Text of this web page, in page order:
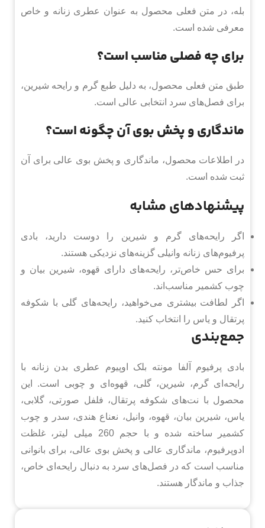
بله، در متن فعلی محصول به عنوان عطری زنانه و خاص
معرفی شده است.
برای چه فصلی مناسب است؟
طبق متن فعلی محصول، به دلیل طبع گرم و رایحه شیرین،
برای فصل‌های سرد انتخابی عالی است.
ماندگاری و پخش بوی آن چگونه است؟
در اطلاعات محصول، ماندگاری و پخش بوی عالی برای آن
ثبت شده است.
پیشنهادهای مشابه
اگر رایحه‌های گرم و شیرین را دوست دارید، بادی
پرفیوم‌های زنانه وانیلی گزینه‌های نزدیکی هستند.
برای حس خاص‌تر، رایحه‌های دارای قهوه، شیرین بیان و
چوب کشمیر مناسب‌اند.
اگر لطافت بیشتری می‌خواهید، رایحه‌های گلی با شکوفه
پرتقال و یاس را انتخاب کنید.
جمع‌بندی
بادی پرفیوم آلفا مونته بلک اوپیوم عطری بدن زنانه با
رایحه‌ای گرم، شیرین، گلی، قهوه‌ای و چوبی است. این
محصول با نت‌های شکوفه پرتقال، فلفل صورتی، گلابی،
یاس، شیرین بیان، قهوه، وانیل، نعناع هندی، سدر و چوب
کشمیر ساخته شده و با حجم 260 میلی لیتر، غلظت
ادوپرفیوم، ماندگاری عالی و پخش بوی عالی، برای بانوانی
مناسب است که در فصل‌های سرد به دنبال رایحه‌ای خاص،
جذاب و ماندگار هستند.